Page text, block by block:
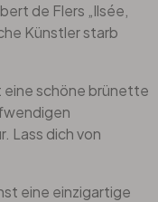
de Flers „Ilsée,
Künstler starb
eine schöne brünette
Lass dich von
eine einzigartige